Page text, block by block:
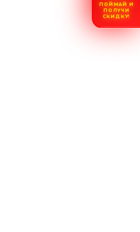
ПОЙМАЙ И
ПОЛУЧИ
СКИДКУ!